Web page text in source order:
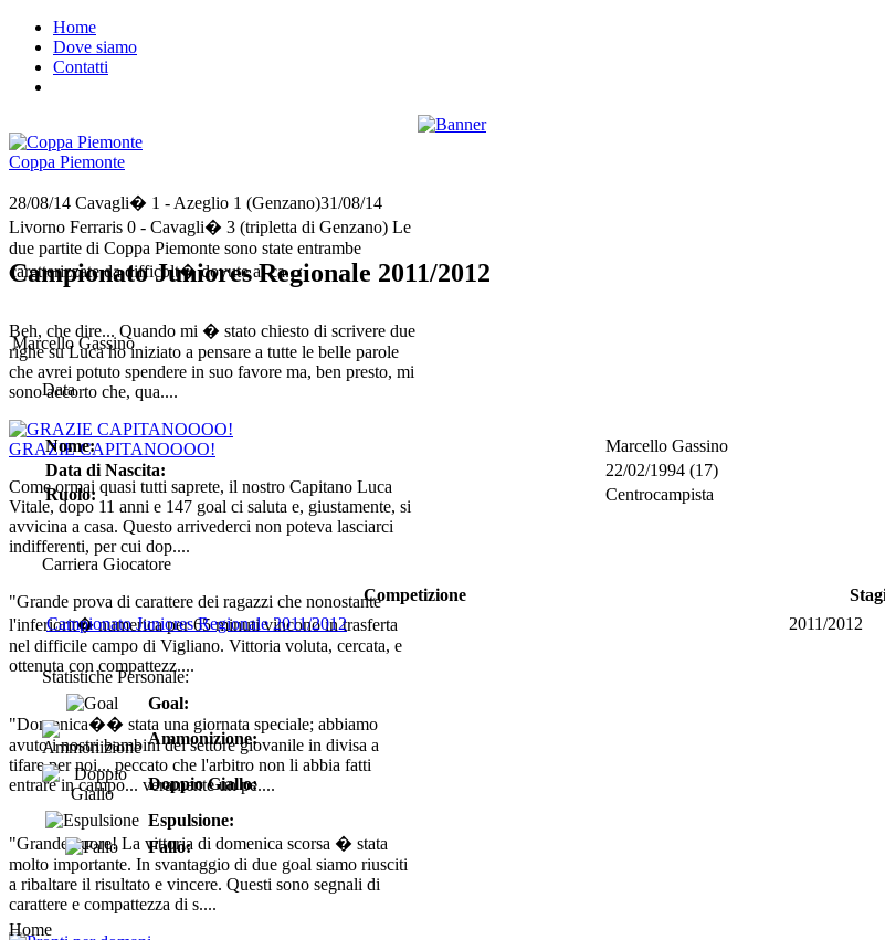
Home
Dove siamo
Contatti
Coppa Piemonte
28/08/14 Cavagli� 1 - Azeglio 1 (Genzano)31/08/14
Livorno Ferraris 0 - Cavagli� 3 (tripletta di Genzano) Le
due partite di Coppa Piemonte sono state entrambe
caretterizzate da difficolt� dovute ai ca....
Beh, che dire... Quando mi � stato chiesto di scrivere due
righe su Luca ho iniziato a pensare a tutte le belle parole
che avrei potuto spendere in suo favore ma, ben presto, mi
sono accorto che, qua....
GRAZIE CAPITANOOOO!
Come ormai quasi tutti saprete, il nostro Capitano Luca
Vitale, dopo 11 anni e 147 goal ci saluta e, giustamente, si
avvicina a casa. Questo arrivederci non poteva lasciarci
indifferenti, per cui dop....
"Grande prova di carattere dei ragazzi che nonostante
l'inferiorit� numerica per 65 minuti vincono in trasferta
nel difficile campo di Vigliano. Vittoria voluta, cercata, e
ottenuta con compattezz....
"Domenica�� stata una giornata speciale; abbiamo
avuto i nostri bambini del settore giovanile in divisa a
tifare per noi... peccato che l'arbitro non li abbia fatti
entrare in campo... veramente un pe....
"Grande cuore! La vittoria di domenica scorsa � stata
molto importante. In svantaggio di due goal siamo riusciti
a ribaltare il risultato e vincere. Questi sono segnali di
carattere e compattezza di s....
Campionato Juniores Regionale 2011/2012
Marcello Gassino
Data
Nome:
Marcello Gassino
Data di Nascita:
22/02/1994 (17)
Ruolo:
Centrocampista
Carriera Giocatore
Competizione
Campionato Juniores Regionale 2011/2012
2011/2012
Statistiche Personale:
Goal:
Ammonizione:
Doppio Giallo:
Espulsione:
Fallo:
Home